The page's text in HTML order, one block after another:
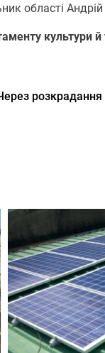
області
культури